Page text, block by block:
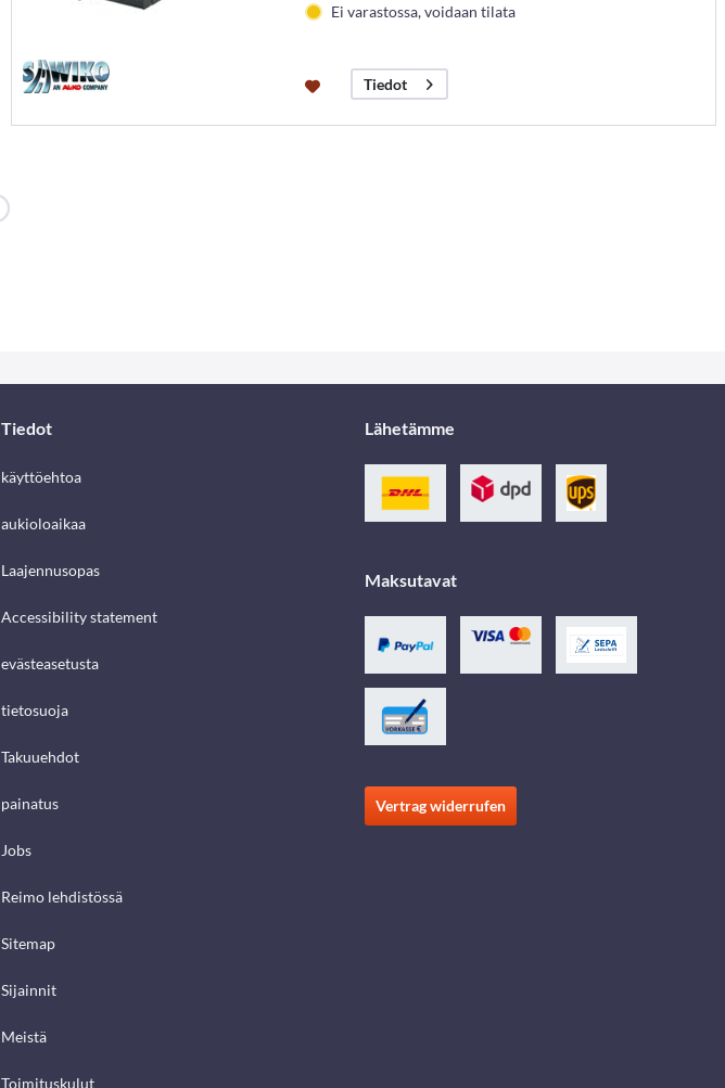
Ei varastossa, voidaan tilata
Tiedot
Tiedot
käyttöehtoa
aukioloaikaa
Laajennusopas
Accessibility statement
evästeasetusta
tietosuoja
Takuuehdot
painatus
Jobs
Reimo lehdistössä
Sitemap
Sijainnit
Meistä
Toimituskulut
Lähetämme
Maksutavat
Vertrag widerrufen